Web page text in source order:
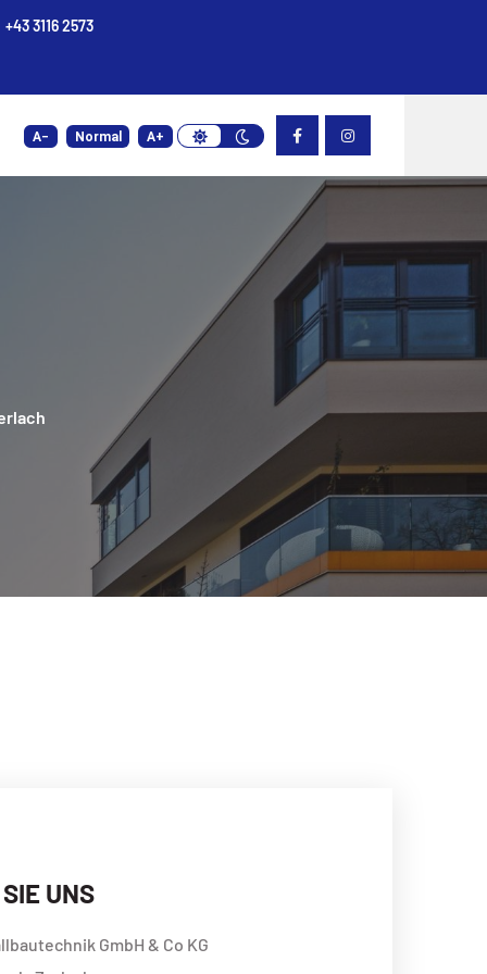
+43 3116 2573
A− Normal A+themetheme
UNS
GmbH & Co KG